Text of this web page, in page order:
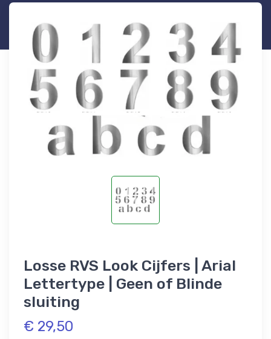
Losse RVS Look Cijfers | Arial
Lettertype | Geen of Blinde
sluiting
€ 29,50